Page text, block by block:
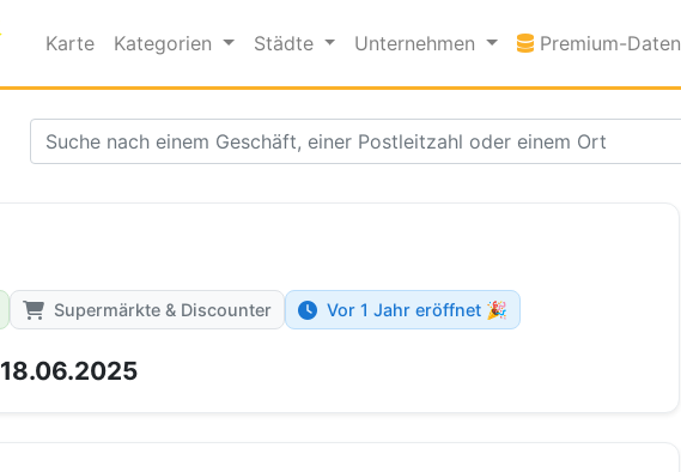
Karte Kategorien Städte Unternehmen Premium-Daten
Supermärkte & Discounter Vor 1 Jahr eröffnet 🎉
18.06.2025